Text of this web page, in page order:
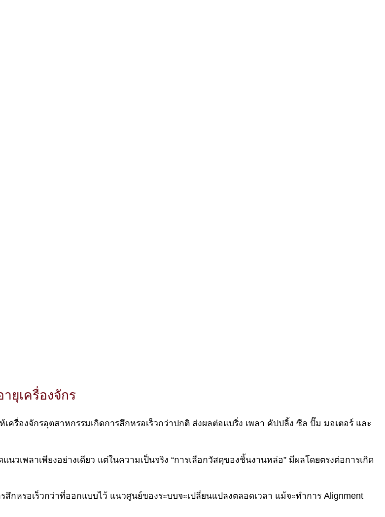
ยุเครื่องจักร
รื่องจักรอุตสาหกรรมเกิดการสึกหรอเร็วกว่าปกติ ส่งผลต่อแบริ่ง เพลา คัปปลิ้ง ซีล ปั๊ม มอเตอร์ และ
วเพลาเพียงอย่างเดียว แต่ในความเป็นจริง “การเลือกวัสดุของชิ้นงานหล่อ” มีผลโดยตรงต่อการเกิด
กหรอเร็วกว่าที่ออกแบบไว้ แนวศูนย์ของระบบจะเปลี่ยนแปลงตลอดเวลา แม้จะทำการ Alignment